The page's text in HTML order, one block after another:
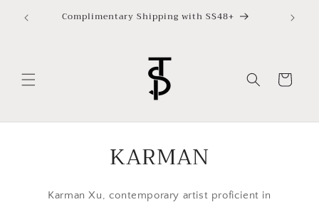
ยัง
Complimentary Shipping with S$48+
สินค้า
KARMAN
Karman Xu, contemporary artist proficient in